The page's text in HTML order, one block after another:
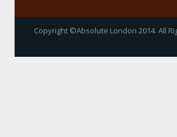
Copyright ©Absolute London 2014. All